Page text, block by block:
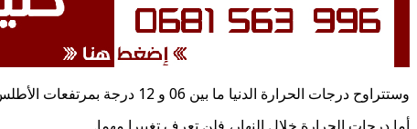
وستتراوح درجات الحرارة الدنيا ما بين 06 و 12 درجة بمرتفعات الأطلس والريف، وما بين 18 و 23 درجة بالجنوب الشرقي وبأقصى جنوب البلاد، وما بين 10 و 17 درجة في ما تبقى من ربوع المملكة.
أما درجات الحرارة خلال النهار، فلن تعرف تغييرا مهما.